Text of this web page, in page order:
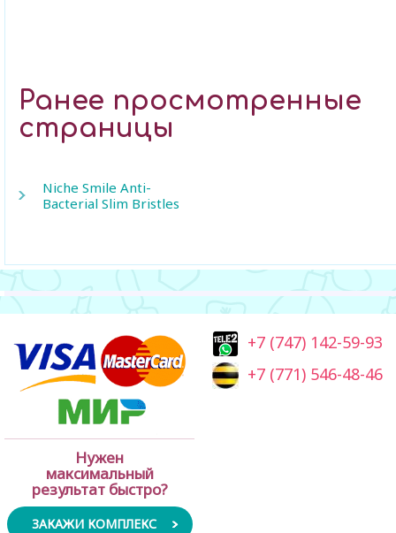
Ранее просмотренные
страницы
Niche Smile Anti-
Bacterial Slim Bristles
Нужен
максимальный
результат быстро?
ЗАКАЖИ КОМПЛЕКС
+7 (747) 142-59-93
+7 (771) 546-48-46